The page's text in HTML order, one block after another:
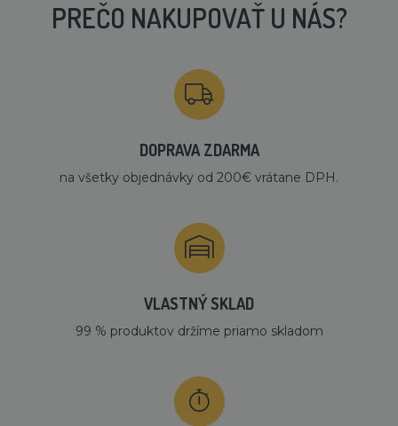
PREČO NAKUPOVAŤ U NÁS?
DOPRAVA ZDARMA
na všetky objednávky od 200€ vrátane DPH.
VLASTNÝ SKLAD
99 % produktov držíme priamo skladom